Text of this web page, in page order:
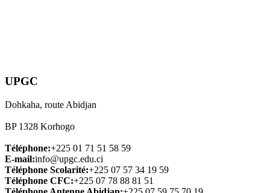
UPGC
Dohkaha, route Abidjan
BP 1328 Korhogo
Téléphone:+225 01 71 51 58 59
E-mail:info@upgc.edu.ci
Téléphone Scolarité:+225 07 57 34 19 59
Téléphone CFC:+225 07 78 88 81 51